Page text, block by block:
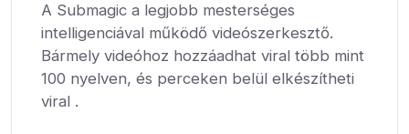
A Submagic a legjobb mesterséges
intelligenciával működő videószerkesztő.
Bármely videóhoz hozzáadhat viral több mint
100 nyelven, és perceken belül elkészítheti
viral .